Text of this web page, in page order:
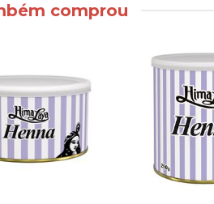
comprou